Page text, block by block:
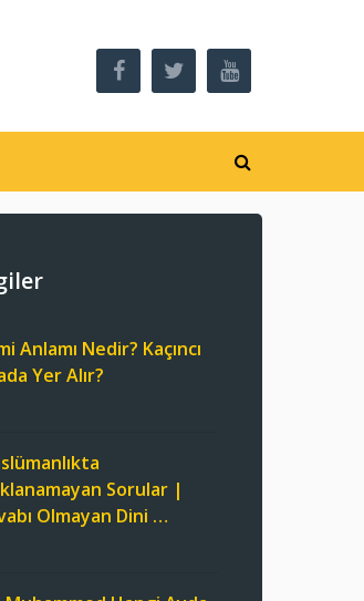
Anlamı Nedir? Kaçıncı
Yer Alır?
Sorular |
Olmayan Dini …